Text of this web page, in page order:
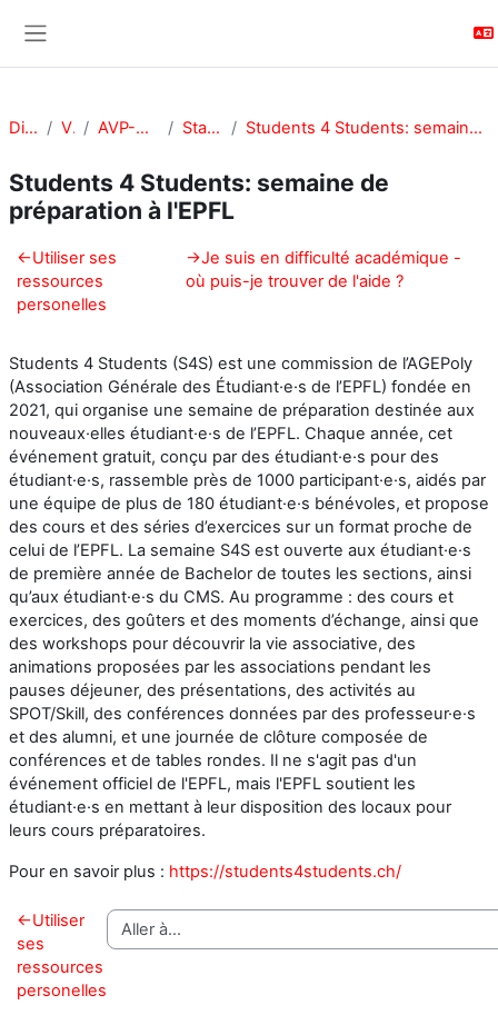
Divers VPA AVP-E-CEPRO Starter-Kit Students 4 Students: semaine de préparation à l'EPFL
Students 4 Students: semaine de
préparation à l'EPFL
Résumé de section
←Utiliser ses
ressources
personelles
→Je suis en difficulté académique -
où puis-je trouver de l'aide ?
Students 4 Students (S4S) est une commission de l’AGEPoly
(Association Générale des Étudiant·e·s de l’EPFL) fondée en
2021, qui organise une semaine de préparation destinée aux
nouveaux·elles étudiant·e·s de l’EPFL. Chaque année, cet
événement gratuit, conçu par des étudiant·e·s pour des
étudiant·e·s, rassemble près de 1000 participant·e·s, aidés par
une équipe de plus de 180 étudiant·e·s bénévoles, et propose
des cours et des séries d’exercices sur un format proche de
celui de l’EPFL. La semaine S4S est ouverte aux étudiant·e·s
de première année de Bachelor de toutes les sections, ainsi
qu’aux étudiant·e·s du CMS. Au programme : des cours et
exercices, des goûters et des moments d’échange, ainsi que
des workshops pour découvrir la vie associative, des
animations proposées par les associations pendant les
pauses déjeuner, des présentations, des activités au
SPOT/Skill, des conférences données par des professeur·e·s
et des alumni, et une journée de clôture composée de
conférences et de tables rondes. Il ne s'agit pas d'un
événement officiel de l'EPFL, mais l'EPFL soutient les
étudiant·e·s en mettant à leur disposition des locaux pour
leurs cours préparatoires.
Pour en savoir plus : https://students4students.ch/
←Utiliser
ses
ressources
personelles